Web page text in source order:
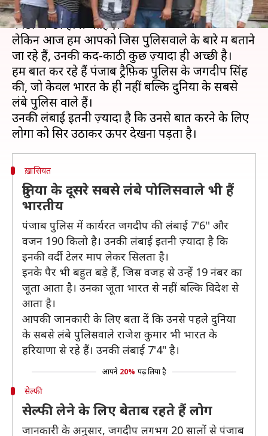
पुलिस विभाग में भर्ती होने के लिए किसी व्यक्ति की कद-
काठी अच्छी होनी चाहिए।
लेकिन आज हम आपको जिस पुलिसवाले के बारे में बताने
जा रहे हैं, उनकी कद-काठी कुछ ज़्यादा ही अच्छी है।
हम बात कर रहे हैं पंजाब ट्रैफ़िक पुलिस के जगदीप सिंह
की, जो केवल भारत के ही नहीं बल्कि दुनिया के सबसे
लंबे पुलिस वाले हैं।
उनकी लंबाई इतनी ज़्यादा है कि उनसे बात करने के लिए
ख़ासियत
दुनिया के दूसरे सबसे लंबे पोलिसवाले भी हैं
भारतीय
पंजाब पुलिस में कार्यरत जगदीप की लंबाई 7'6'' और
वजन 190 किलो है। उनकी लंबाई इतनी ज़्यादा है कि
इनकी वर्दी टेलर माप लेकर सिलता है।
इनके पैर भी बहुत बड़े हैं, जिस वजह से उन्हें 19 नंबर का
जूता आता है। उनका जूता भारत से नहीं बल्कि विदेश से
आता है।
आपकी जानकारी के लिए बता दें कि उनसे पहले दुनिया
के सबसे लंबे पुलिसवाले राजेश कुमार भी भारत के
हरियाणा से रहे हैं। उनकी लंबाई 7'4" है।
आपने 20% पढ़ लिया है
सेल्फी
सेल्फी लेने के लिए बेताब रहते हैं लोग
जानकारी के अनुसार, जगदीप लगभग 20 सालों से पंजाब